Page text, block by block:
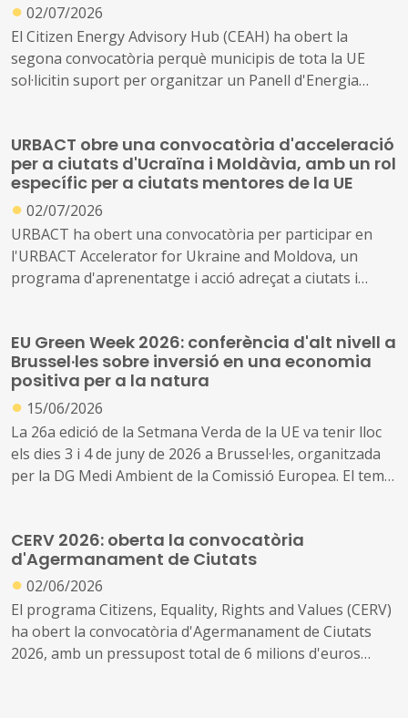
● 02/07/2026
El Citizen Energy Advisory Hub (CEAH) ha obert la
segona convocatòria perquè municipis de tota la UE
sol·licitin suport per organitzar un Panell d'Energia
transició energètica local.
URBACT obre una convocatòria d'acceleració
per a ciutats d'Ucraïna i Moldàvia, amb un rol
específic per a ciutats mentores de la UE
● 02/07/2026
URBACT ha obert una convocatòria per participar en
l'URBACT Accelerator for Ukraine and Moldova, un
programa d'aprenentatge i acció adreçat a ciutats i
circumstàncies excepcionals com a països candidats a la
UE.
EU Green Week 2026: conferència d'alt nivell a
Brussel·les sobre inversió en una economia
positiva per a la natura
● 15/06/2026
La 26a edició de la Setmana Verda de la UE va tenir lloc
els dies 3 i 4 de juny de 2026 a Brussel·les, organitzada
per la DG Medi Ambient de la Comissió Europea. El tema
demostrant que una economia positiva per a la natura
és essencial per a la prosperitat, la resiliència i la
competitivitat d'Europa.
CERV 2026: oberta la convocatòria
d'Agermanament de Ciutats
● 02/06/2026
El programa Citizens, Equality, Rights and Values (CERV)
ha obert la convocatòria d'Agermanament de Ciutats
2026, amb un pressupost total de 6 milions d'euros